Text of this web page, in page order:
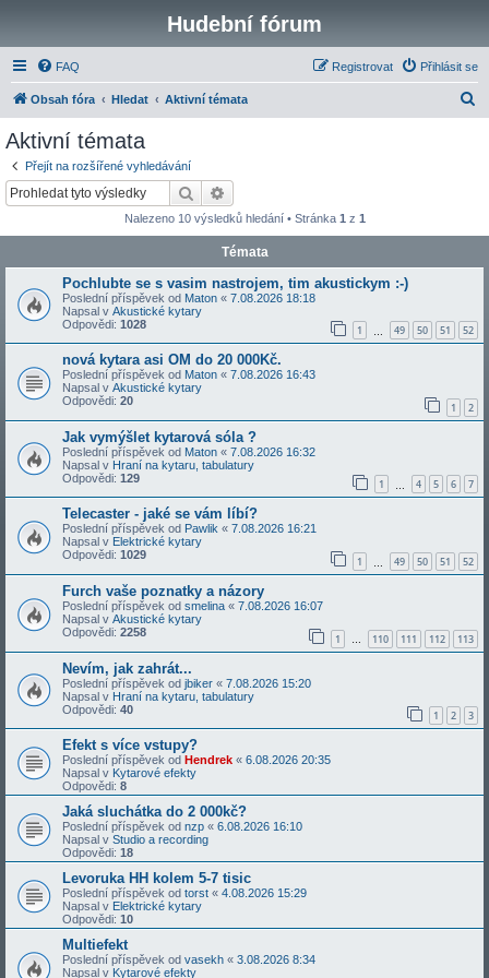
Hudební fórum
FAQ Přihlásit se
Registrovat
Obsah fóra Hledat Aktivní témata
Aktivní témata
Přejít na rozšířené vyhledávání
Hledat
Nalezeno 10 výsledků hledání • Stránka 1 z 1
Témata
Pochlubte se s vasim nastrojem, tim akustickym :-)
Poslední příspěvek od Maton « 7.08.2026 18:18
Napsal v Akustické kytary
Odpovědi: 1028 1 49 50 51 52
nová kytara asi OM do 20 000Kč.
Poslední příspěvek od Maton « 7.08.2026 16:43
Napsal v Akustické kytary
Odpovědi: 20 1 2
Jak vymýšlet kytarová sóla ?
Poslední příspěvek od Maton « 7.08.2026 16:32
Napsal v Hraní na kytaru, tabulatury
Odpovědi: 129 1 4 5 6 7
Telecaster - jaké se vám líbí?
Poslední příspěvek od Pawlik « 7.08.2026 16:21
Napsal v Elektrické kytary
Odpovědi: 1029 1 49 50 51 52
Furch vaše poznatky a názory
Poslední příspěvek od smelina « 7.08.2026 16:07
Napsal v Akustické kytary
Odpovědi: 2258 1 … 110 111 112 113
Nevím, jak zahrát...
Poslední příspěvek od jbiker « 7.08.2026 15:20
Napsal v Hraní na kytaru, tabulatury
Odpovědi: 40 1 2 3
Efekt s více vstupy?
Poslední příspěvek od Hendrek « 6.08.2026 20:35
Napsal v Kytarové efekty
Odpovědi: 8
Jaká sluchátka do 2 000kč?
Poslední příspěvek od nzp « 6.08.2026 16:10
Napsal v Studio a recording
Odpovědi: 18
Levoruka HH kolem 5-7 tisic
Poslední příspěvek od torst « 4.08.2026 15:29
Napsal v Elektrické kytary
Odpovědi: 10
Multiefekt
Poslední příspěvek od vasekh « 3.08.2026 8:34
Napsal v Kytarové efekty